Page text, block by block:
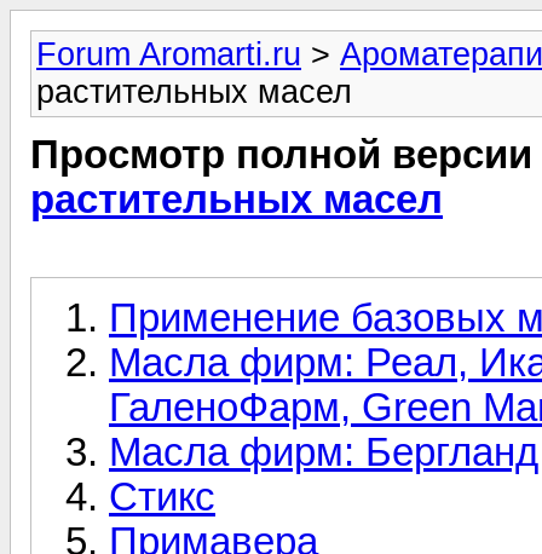
Forum Aromarti.ru >
растительных масел
Просмотр полной
растительных масел
Применение базовых
Масла фирм: Реал,
ГаленоФарм, Green
Масла фирм:
Стикс
Примавера